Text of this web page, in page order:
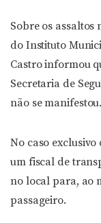
Sobre os
do Instituto
Castro informou
Secretaria de
não se manifestou.
No caso
um fiscal de
no local para, ao
passageiro.